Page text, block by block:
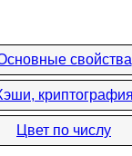
свойства
криптография
Цвет по числу